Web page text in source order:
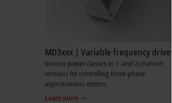
MD3xxx | Variable frequency drives
Various power classes in 1- and 2-channel
versions for controlling three-phase
asynchronous motors.
Learn more